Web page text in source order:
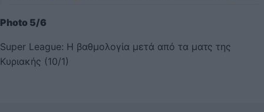
Photo 5/6
Super League: Η βαθμολογία μετά από τα ματς της
Κυριακής (10/1)